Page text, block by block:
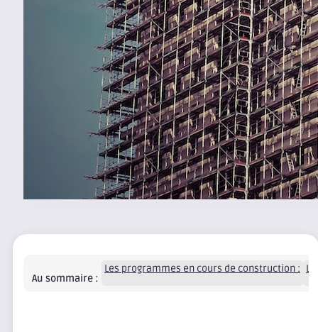
Au sommaire :
Les programmes en cours de construction :